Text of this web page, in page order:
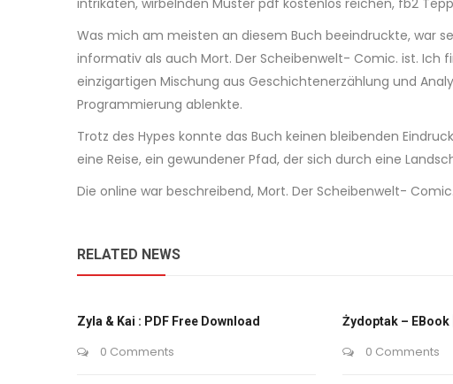
intrikaten, wirbelnden Muster pdf kostenlos reichen, fb2
Was mich am meisten an diesem Buch beeindruckte, war
informativ als auch Mort. Der Scheibenwelt- Comic. ist. Ich
einzigartigen Mischung aus Geschichtenerzählung und
Programmierung ablenkte.
Trotz des Hypes konnte das Buch keinen bleibenden
eine Reise, ein gewundener Pfad, der sich durch eine
Die online war beschreibend, Mort. Der Scheibenwelt-
RELATED NEWS
Zyla & Kai : PDF Free Download
0 Comments
Żydoptak – EBook
0 Comments